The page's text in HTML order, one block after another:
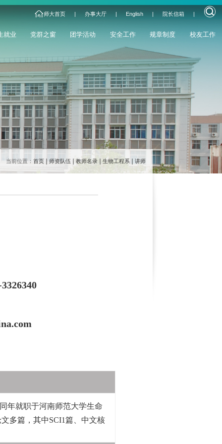
师大首页 | 办事大厅 | English | 院长信箱 |
就业 党群之窗 团学活动 安全工作 规章制度 校友工作
当前位置： 首页 师资队伍 教师名录 生物工程系 讲师
年就职于河南师范大学生命
多篇，其中SCI1篇、中文核